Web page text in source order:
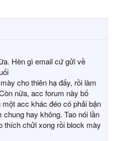
Hèn gì email cứ gửi về
cho thiên hạ đấy, rồi làm
nữa, acc forum này bố
acc khác đéo có phải bận
hay không. Tao nói lần
thích chửi xong rồi block mày